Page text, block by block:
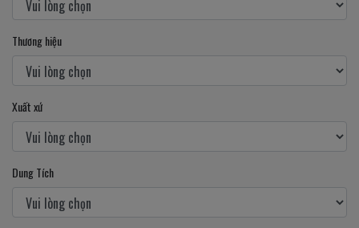
Thương hiệu
Xuất xứ
Dung Tích